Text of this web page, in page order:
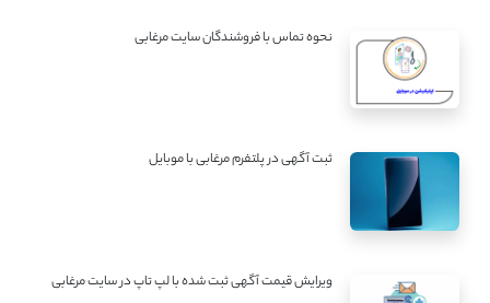
نحوه تماس با فروشندگان سایت مرغابی
ثبت آگهی در پلتفرم مرغابی با موبایل
ویرایش قیمت آگهی ثبت شده با لپ تاپ در سایت مرغابی